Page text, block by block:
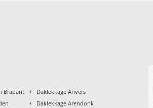
Brabant › Daklekkage Anvers
› Daklekkage Arendonk